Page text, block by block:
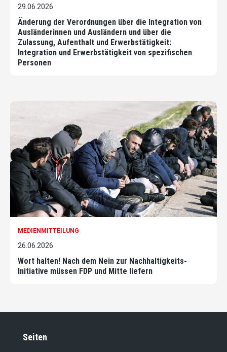
29.06.2026
Änderung der Verordnungen über die Integration von
Ausländerinnen und Ausländern und über die
Zulassung, Aufenthalt und Erwerbstätigkeit:
Integration und Erwerbstätigkeit von spezifischen
Personen
MEDIENMITTEILUNG
26.06.2026
Wort halten! Nach dem Nein zur Nachhaltigkeits-
Initiative müssen FDP und Mitte liefern
Seiten